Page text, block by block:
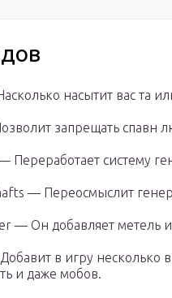
насытит вас та
запрещать спавн
Переработает систему
— Переосмыслит
— Он добавляет метель
в игру
и даже мобов.